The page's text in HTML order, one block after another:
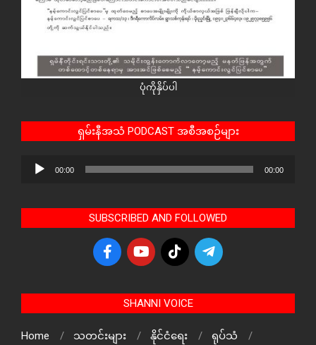
ပုံကိုနှိပ်ပါ
ရှမ်းနီအသံ PODCAST အစီအစဉ်များ
Audio
00:00 00:00
SUBSCRIBED AND FOLLOWED
SHANNI VOICE
Home သတင်းများ နိုင်ငံရေး ရုပ်သံ